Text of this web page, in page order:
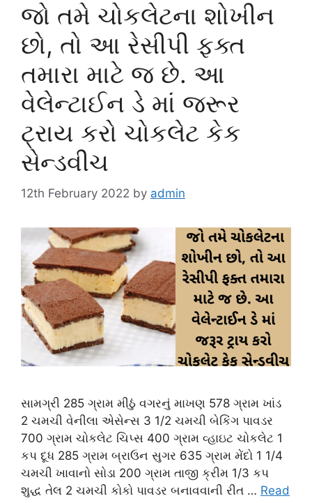
જો તમે ચોકલેટના શોખીન
છો, તો આ રેસીપી ફક્ત
તમારા માટે જ છે. આ
વેલેન્ટાઈન ડે માં જરૂર
ટ્રાય કરો ચોકલેટ કેક
સેન્ડવીચ
12th February 2022 by admin
સામગ્રી 285 ગ્રામ મીઠું વગરનું માખણ 578 ગ્રામ ખાંડ
2 ચમચી વેનીલા એસેન્સ 3 1/2 ચમચી બેકિંગ પાવડર
700 ગ્રામ ચોકલેટ ચિપ્સ 400 ગ્રામ વ્હાઇટ ચોકલેટ 1
કપ દૂધ 285 ગ્રામ બ્રાઉન સુગર 635 ગ્રામ મેંદો 1 1/4
ચમચી ખાવાનો સોડા 200 ગ્રામ તાજી ક્રીમ 1/3 કપ
શુદ્ધ તેલ 2 ચમચી કોકો પાવડર બનાવવાની રીત … Read